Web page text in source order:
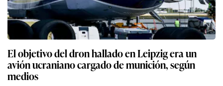
El objetivo del dron hallado en Leipzig era un
avión ucraniano cargado de munición, según
medios